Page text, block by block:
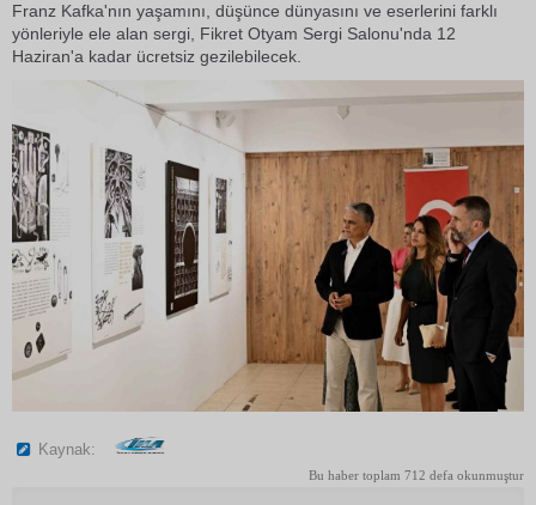
Franz Kafka'nın yaşamını, düşünce dünyasını ve eserlerini farklı
yönleriyle ele alan sergi, Fikret Otyam Sergi Salonu'nda 12
Haziran'a kadar ücretsiz gezilebilecek.
Kaynak:
Bu haber toplam 712 defa okunmuştur